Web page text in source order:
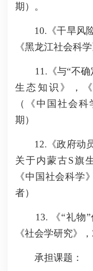
期）。
10.《干旱风险
《黑龙江社会科
11.《与“不确
生态知识》，
（《中国社会
期）
12.《政府动员
关于内蒙古S旗
《中国社会科学
者）
13. 《“礼物”
《社会学研究》
承担课题：